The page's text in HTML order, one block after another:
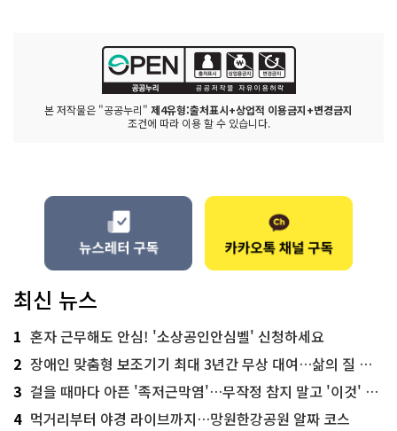
본 저작물은 "공공누리" 제4유형:출처표시+상업적 이용금지+변경금지
조건에 따라 이용 할 수 있습니다.
최신 뉴스
1 혼자 근무해도 안심! '소상공인안심벨' 신청하세요
2 장애인 맞춤형 보조기기 최대 3년간 무상 대여…삶의 질 높인다
3 걸을 때마다 아픈 '족저근막염'…무작정 참지 말고 '이것' 해보세요!
4 먹거리부터 야경 라이브까지…망원한강공원 알짜 코스